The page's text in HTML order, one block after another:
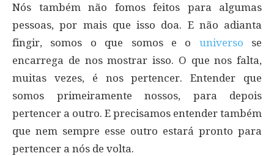
Nós também não fomos feitos para algumas
pessoas, por mais que isso doa. E não adianta
fingir, somos o que somos e o universo se
encarrega de nos mostrar isso. O que nos falta,
muitas vezes, é nos pertencer. Entender que
somos primeiramente nossos, para depois
pertencer a outro. E precisamos entender também
que nem sempre esse outro estará pronto para
pertencer a nós de volta.